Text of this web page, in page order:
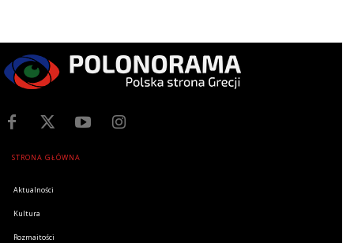
STRONA GŁÓWNA
Aktualności
Kultura
Rozmaitości